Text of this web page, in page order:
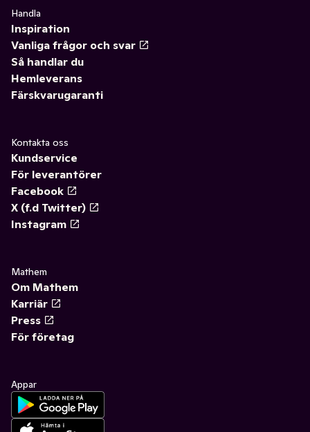
Handla
Inspiration
Vanliga frågor och svar
Så handlar du
Hemleverans
Färskvarugaranti
Kontakta oss
Kundservice
För leverantörer
Facebook
X (f.d Twitter)
Instagram
Mathem
Om Mathem
Karriär
Press
För företag
Appar